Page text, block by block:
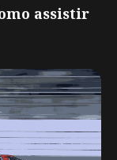
assistir